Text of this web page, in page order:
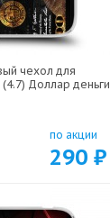
чехол для
Доллар деньги
по акции
290 ₽